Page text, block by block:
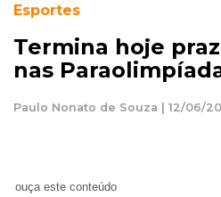
Esportes
Termina hoje
nas
Paulo Nonato de Souza | 12/06/
ouça este conteúdo